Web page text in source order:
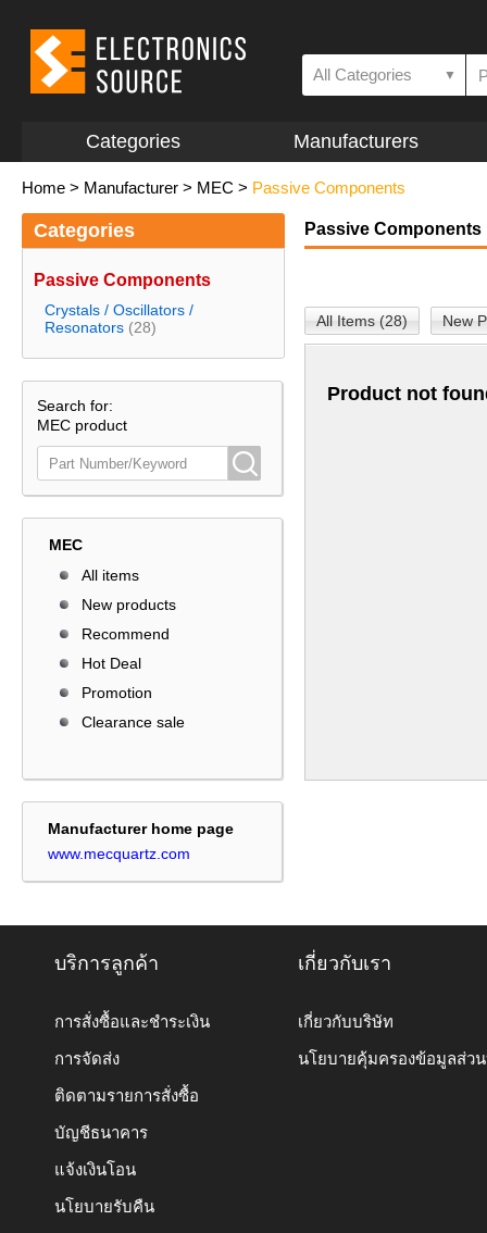
All Categories ▼
Categories Manufacturers
Home > Manufacturer > MEC > Passive Components
Categories
Passive Components
Crystals / Oscillators /
Resonators (28)
Search for:
MEC product
MEC
All items
New products
Recommend
Hot Deal
Promotion
Clearance sale
Manufacturer home page
www.mecquartz.com
Passive Components
All Items (28) New
Product not
บริการลูกค้า
การสั่งซื้อและชำระเงิน
การจัดส่ง
ติดตามรายการสั่งซื้อ
บัญชีธนาคาร
แจ้งเงินโอน
นโยบายรับคืน
เกี่ยวกับเรา
เกี่ยวกับบริษัท
นโยบายคุ้มครองข้อมูลส่ว